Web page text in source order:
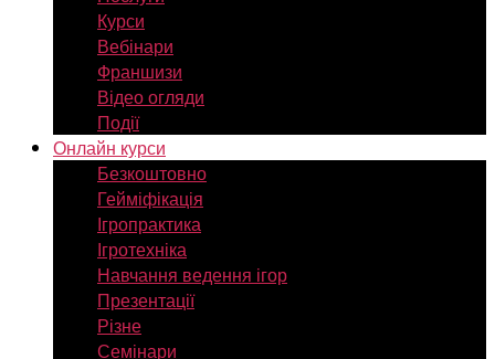
Курси
Вебінари
Франшизи
Відео огляди
Події
Онлайн курси
Безкоштовно
Гейміфікація
Ігропрактика
Ігротехніка
Навчання ведення ігор
Презентації
Різне
Семінари